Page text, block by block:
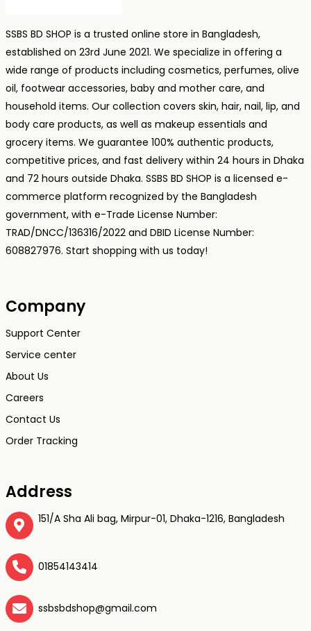
SSBS BD SHOP is a trusted online store in Bangladesh,
established on 23rd June 2021. We specialize in offering a
wide range of products including cosmetics, perfumes, olive
oil, footwear accessories, baby and mother care, and
household items. Our collection covers skin, hair, nail, lip, and
body care products, as well as makeup essentials and
grocery items. We guarantee 100% authentic products,
competitive prices, and fast delivery within 24 hours in Dhaka
and 72 hours outside Dhaka. SSBS BD SHOP is a licensed e-
commerce platform recognized by the Bangladesh
government, with e-Trade License Number:
TRAD/DNCC/136316/2022 and DBID License Number:
608827976. Start shopping with us today!
Company
Support Center
Service center
About Us
Careers
Contact Us
Order Tracking
Address
151/A Sha Ali bag, Mirpur-01, Dhaka-1216, Bangladesh
01854143414
ssbsbdshop@gmail.com